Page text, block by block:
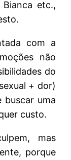
Bianca etc.,
com a
não
do
+ dor)
buscar uma
custo.
mas
porque